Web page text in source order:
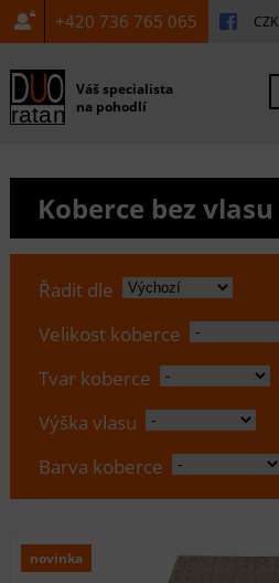
+420 736 765 065 CZK
Váš specialista
na pohodlí
Koberce bez vlasu
Řadit dle
Velikost koberce
Tvar koberce
Výška vlasu
Barva koberce
novinka